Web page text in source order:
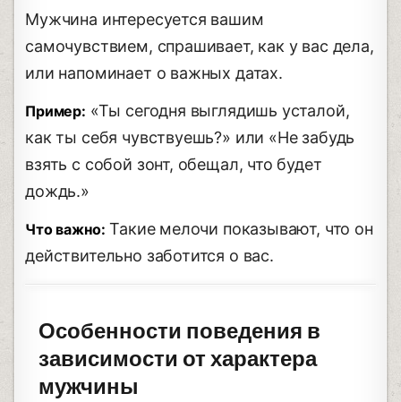
Мужчина интересуется вашим
самочувствием, спрашивает, как у вас дела,
или напоминает о важных датах.
Пример: «Ты сегодня выглядишь усталой,
как ты себя чувствуешь?» или «Не забудь
взять с собой зонт, обещал, что будет
дождь.»
Что важно: Такие мелочи показывают, что он
действительно заботится о вас.
Особенности поведения в
зависимости от характера
мужчины